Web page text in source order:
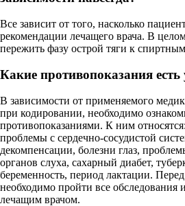
Все зависит от того, насколько
рекомендации лечащего врача. В
пережить фазу острой тяги к
Какие противопоказания
В зависимости от применяемого
при кодировании, необходимо
противопоказаниями. К ним
проблемы с сердечно-сосудистой
декомпенсации, болезни глаз,
органов слуха, сахарный диабет,
беременность, период лактации.
необходимо пройти все обследования
лечащим врачом.